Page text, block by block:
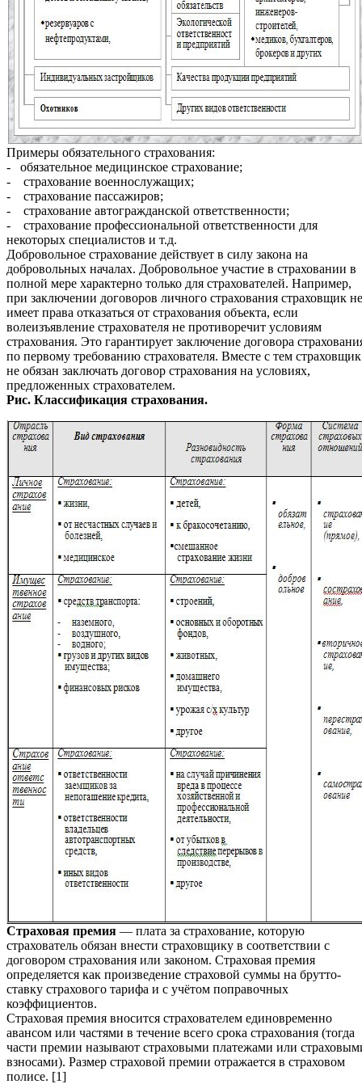
Примеры обязательного страхования:
- обязательное медицинское страхование;
- страхование военнослужащих;
- страхование пассажиров;
- страхование автогражданской ответственности;
- страхование профессиональной ответственности для
некоторых специалистов и т.д.
Добровольное страхование действует в силу закона на
добровольных началах. Добровольное участие в страховании в
полной мере характерно только для страхователей. Например,
при заключении договоров личного страхования страховщик не
имеет права отказаться от страхования объекта, если
волеизъявление страхователя не противоречит условиям
страхования. Это гарантирует заключение договора
по первому требованию страхователя. Вместе с тем страховщик
не обязан заключать договор страхования на условиях,
предложенных страхователем.
Рис. Классификация страхования.
Страховая премия — плата за страхование, которую
страхователь обязан внести страховщику в соответствии с
договором страхования или законом. Страховая премия
определяется как произведение страховой суммы на брутто-
ставку страхового тарифа и с учётом поправочных
коэффициентов.
Страховая премия вносится страхователем единовременно
авансом или частями в течение всего срока страхования (тогда
части премии называют cтраховыми платежами или
взносами). Размер страховой премии отражается в страховом
полисе. [1]